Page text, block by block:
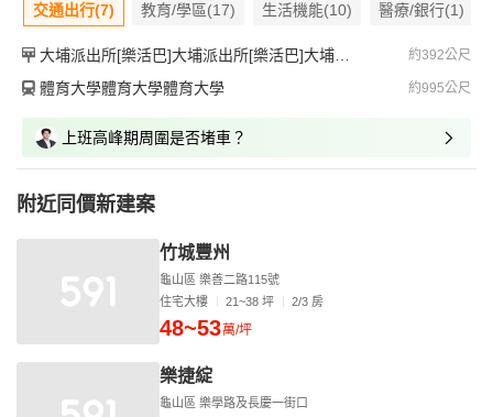
交通出行(7) 教育/學區(17) 生活機能(10) 醫療/銀行(1)
大埔派出所[樂活巴]大埔派出所[樂活巴]大埔派出所[樂活巴] 約392公尺
體育大學體育大學體育大學 約995公尺
上班高峰期周圍是否堵車？
附近同價新建案
竹城豐州
龜山區 樂善二路115號
住宅大樓
21~38 坪 2/3 房
48~53萬/坪
樂捷綻
龜山區 樂學路及長慶一街口